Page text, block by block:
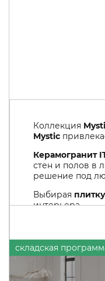
Коллекция
Mystic
Керамогранит
стен и полов в
решение под
Выбирая
интерьера.